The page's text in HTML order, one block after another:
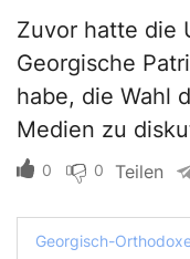
Zuvor hatte die
Georgische
habe, die Wahl
Medien zu
0 0 Teilen
Georgisch-